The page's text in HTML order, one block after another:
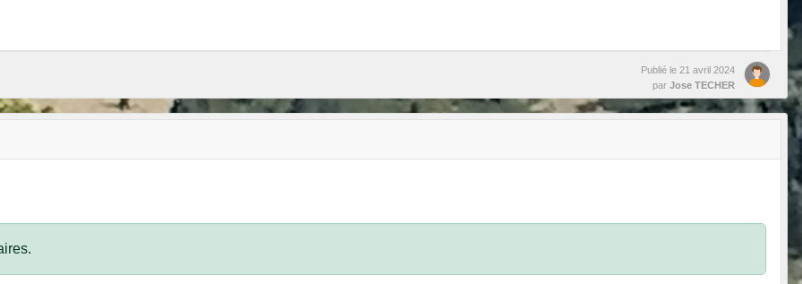
Publié le 21 avril 2024
par Jose TECHER